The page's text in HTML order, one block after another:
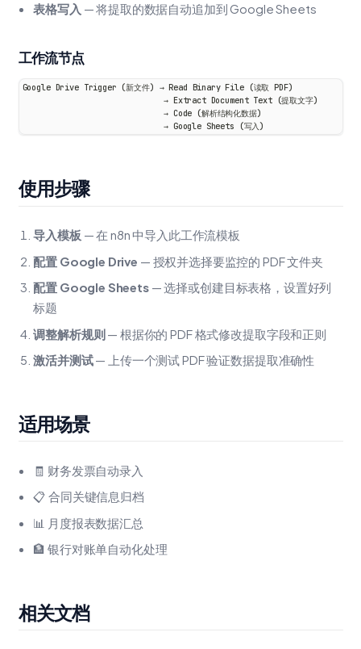
表格写入 — 将提取的数据自动追加到 Google Sheets
工作流节点
Google Drive Trigger (新文件) → Read Binary File (读取 PDF)
                              → Extract Document Text (提取文字)
                              → Code (解析结构化数据)
                              → Google Sheets (写入)
使用步骤
导入模板 — 在 n8n 中导入此工作流模板
配置 Google Drive — 授权并选择要监控的 PDF 文件夹
配置 Google Sheets— 选择或创建目标表格，设置好列
标题
调整解析规则— 根据你的 PDF 格式修改提取字段和正则
激活并测试— 上传一个测试 PDF 验证数据提取准确性
适用场景
🧾 财务发票自动录入
📋 合同关键信息归档
📊 月度报表数据汇总
🏦 银行对账单自动化处理
相关文档